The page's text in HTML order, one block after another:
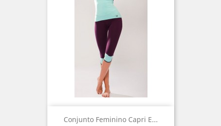
Conjunto Feminino Capri E...